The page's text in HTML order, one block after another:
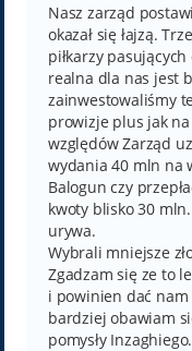
Nasz zarząd
okazał się łajzą.
piłkarzy
realna dla nas jest
zainwestowaliśmy
prowizje plus jak
względów Zarząd
wydania 40 mln na
Balogun czy
kwoty blisko 30
urywa.
Wybrali mniejsze
Zgadzam się ze to
i powinien dać nam
bardziej obawiam
pomysły Inzaghiego.